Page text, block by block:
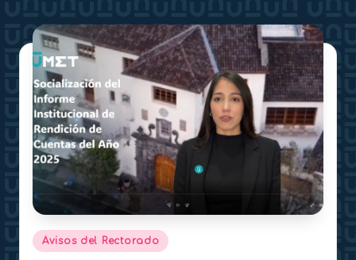
Publicado
en
Avisos del Rectorado